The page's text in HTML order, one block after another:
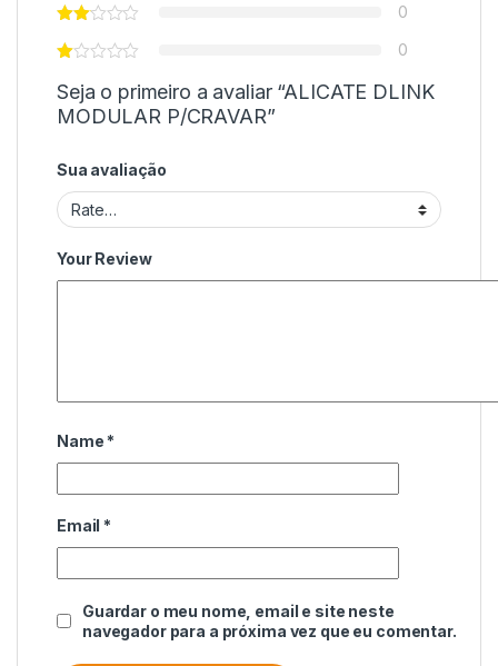
0
0
Seja o primeiro a avaliar “ALICATE DLINK
MODULAR P/CRAVAR”
Sua avaliação
Your Review
Name *
Email *
Guardar o meu nome, email e site neste
navegador para a próxima vez que eu comentar.